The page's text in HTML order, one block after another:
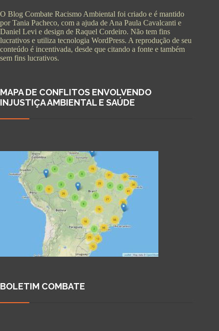
O Blog Combate Racismo Ambiental foi criado e é mantido
por Tania Pacheco, com a ajuda de Ana Paula Cavalcanti e
Daniel Levi e design de Raquel Cordeiro. Não tem fins
lucrativos e utiliza tecnologia WordPress. A reprodução de seu
conteúdo é incentivada, desde que citando a fonte e também
sem fins lucrativos.
MAPA DE CONFLITOS ENVOLVENDO
INJUSTIÇA AMBIENTAL E SAÚDE
BOLETIM COMBATE